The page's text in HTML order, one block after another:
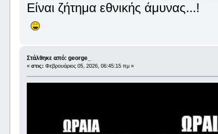
Είναι ζήτημα εθνικής άμυνας...!
Στάλθηκε από: george_
« στις: Φεβρουάριος 05, 2026, 06:45:15 πμ »